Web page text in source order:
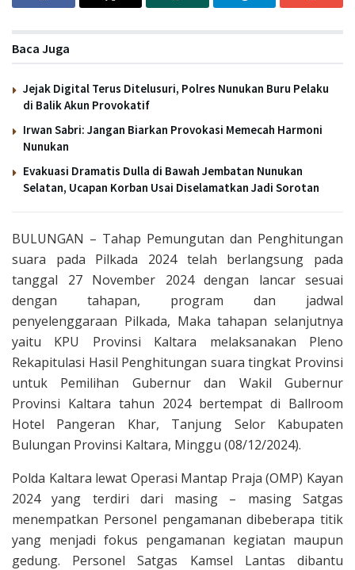
Baca Juga
Jejak Digital Terus Ditelusuri, Polres Nunukan Buru Pelaku
di Balik Akun Provokatif
Irwan Sabri: Jangan Biarkan Provokasi Memecah Harmoni
Nunukan
Evakuasi Dramatis Dulla di Bawah Jembatan Nunukan
Selatan, Ucapan Korban Usai Diselamatkan Jadi Sorotan
BULUNGAN – Tahap Pemungutan dan Penghitungan
suara pada Pilkada 2024 telah berlangsung pada
tanggal 27 November 2024 dengan lancar sesuai
dengan tahapan, program dan jadwal
penyelenggaraan Pilkada, Maka tahapan selanjutnya
yaitu KPU Provinsi Kaltara melaksanakan Pleno
Rekapitulasi Hasil Penghitungan suara tingkat Provinsi
untuk Pemilihan Gubernur dan Wakil Gubernur
Provinsi Kaltara tahun 2024 bertempat di Ballroom
Hotel Pangeran Khar, Tanjung Selor Kabupaten
Bulungan Provinsi Kaltara, Minggu (08/12/2024).
Polda Kaltara lewat Operasi Mantap Praja (OMP) Kayan
2024 yang terdiri dari masing – masing Satgas
menempatkan Personel pengamanan dibeberapa titik
yang menjadi fokus pengamanan kegiatan maupun
gedung. Personel Satgas Kamsel Lantas dibantu